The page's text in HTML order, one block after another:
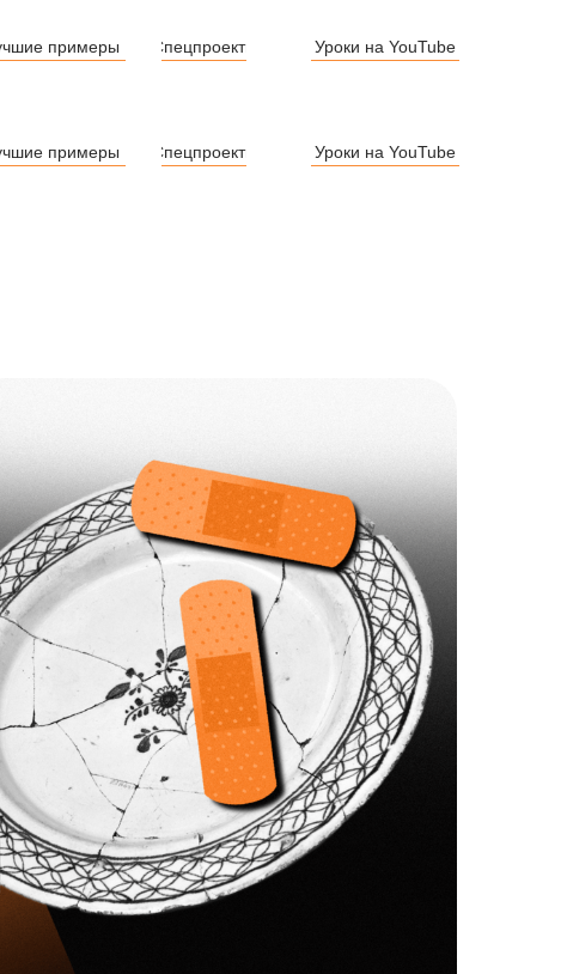
примеры Спецпроекты Уроки на YouTube
примеры Спецпроекты Уроки на YouTube